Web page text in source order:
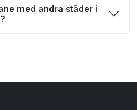
med andra städer i